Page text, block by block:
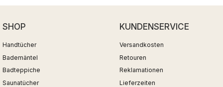
SHOP
Handtücher
Bademäntel
Badteppiche
Saunatücher
KUNDENSERVICE
Versandkosten
Retouren
Reklamationen
Lieferzeiten